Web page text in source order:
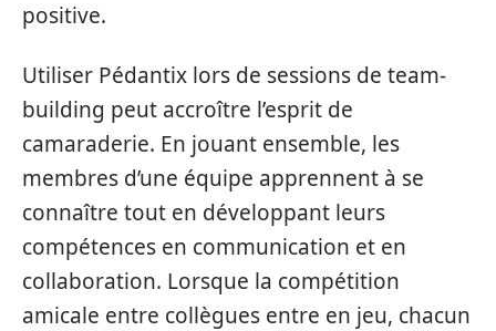
positive.
Utiliser Pédantix lors de sessions de team-
building peut accroître l’esprit de
camaraderie. En jouant ensemble, les
membres d’une équipe apprennent à se
connaître tout en développant leurs
compétences en communication et en
collaboration. Lorsque la compétition
amicale entre collègues entre en jeu, chacun